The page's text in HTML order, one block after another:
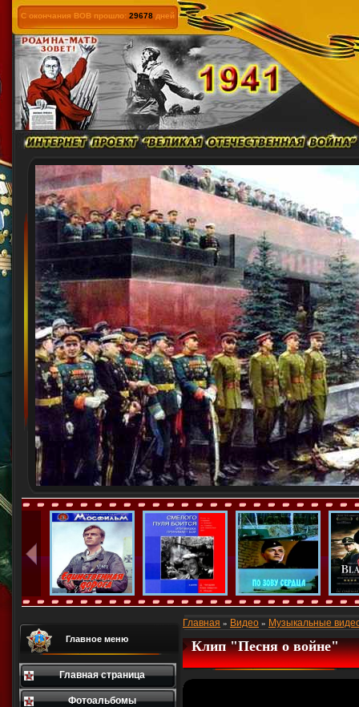
С окончания ВОВ прошло: 29678 дней
Главное меню
Главная страница
Фотоальбомы
Главная » Видео » Музыкальные
Клип "Песня о войне"